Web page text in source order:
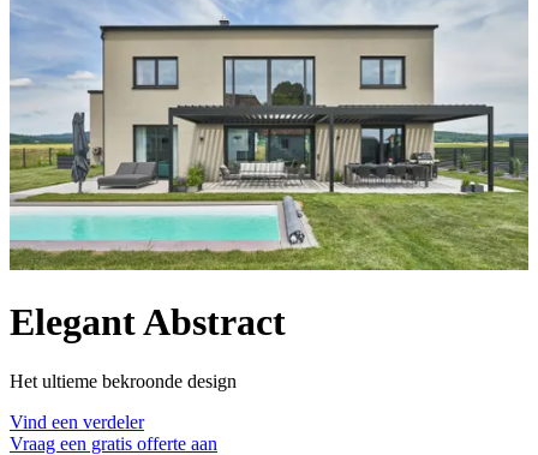
Elegant Abstract
Het ultieme bekroonde design
Vind een verdeler
Vraag een gratis offerte aan